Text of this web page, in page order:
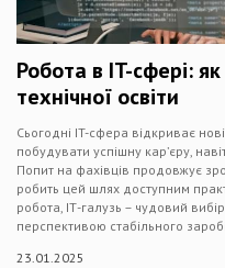
Робота в IT-сфері:
технічної освіти
Сьогодні IT-сфера відкриває
побудувати успішну кар’єру,
Попит на фахівців продовжує
робить цей шлях доступним
робота, ІТ-галузь – чудовий
перспективою стабільного
23.01.2025